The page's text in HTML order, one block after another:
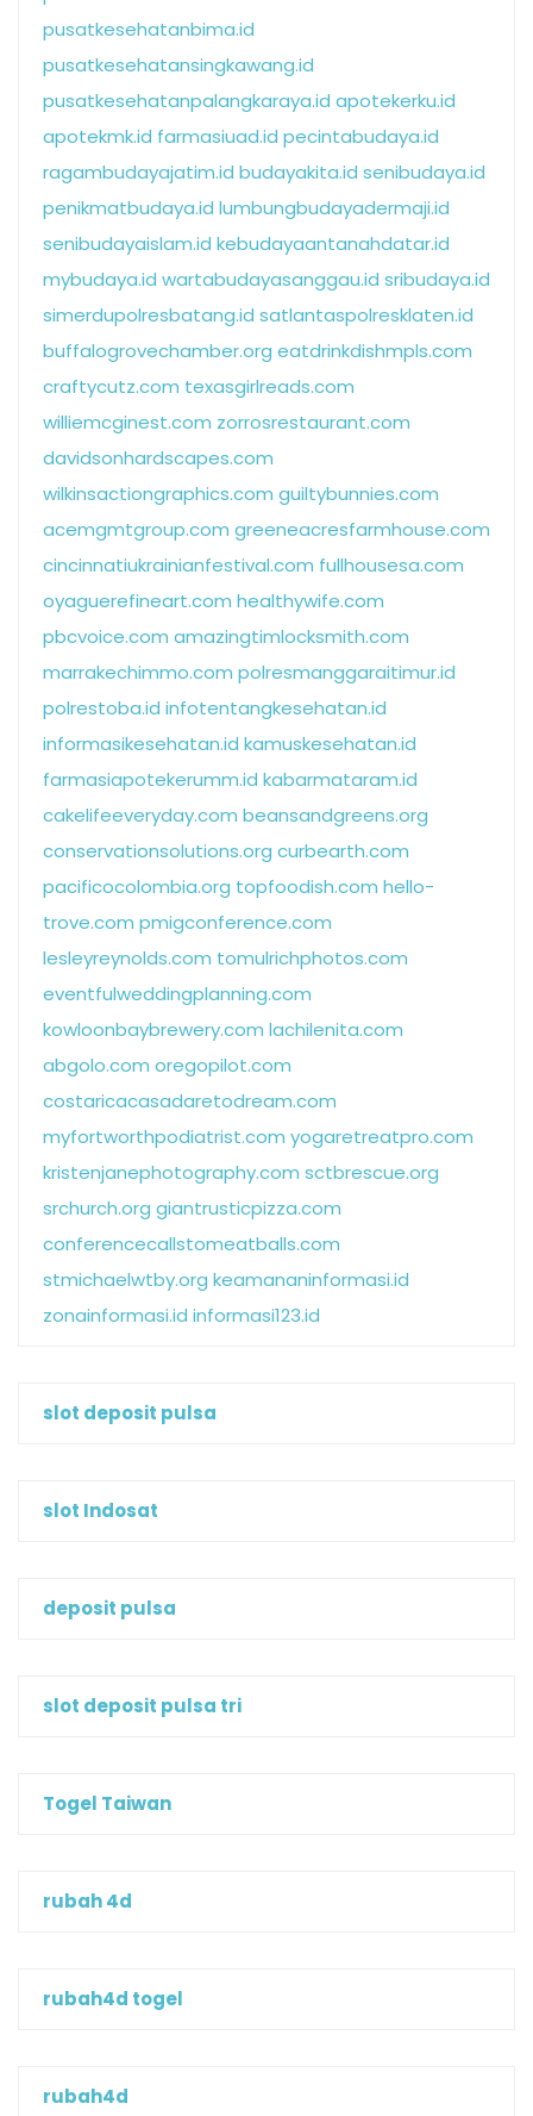
pusatkesehatanbima.id
pusatkesehatansingkawang.id
pusatkesehatanpalangkaraya.id apotekerku.id
apotekmk.id farmasiuad.id pecintabudaya.id
ragambudayajatim.id budayakita.id senibudaya.id
penikmatbudaya.id lumbungbudayadermaji.id
senibudayaislam.id kebudayaantanahdatar.id
mybudaya.id wartabudayasanggau.id sribudaya.id
simerdupolresbatang.id satlantaspolresklaten.id
buffalogrovechamber.org eatdrinkdishmpls.com
craftycutz.com texasgirlreads.com
williemcginest.com zorrosrestaurant.com
davidsonhardscapes.com
wilkinsactiongraphics.com guiltybunnies.com
acemgmtgroup.com greeneacresfarmhouse.com
cincinnatiukrainianfestival.com fullhousesa.com
oyaguerefineart.com healthywife.com
pbcvoice.com amazingtimlocksmith.com
marrakechimmo.com polresmanggaraitimur.id
polrestoba.id infotentangkesehatan.id
informasikesehatan.id kamuskesehatan.id
farmasiapotekerumm.id kabarmataram.id
cakelifeeveryday.com beansandgreens.org
conservationsolutions.org curbearth.com
pacificocolombia.org topfoodish.com hello-
trove.com pmigconference.com
lesleyreynolds.com tomulrichphotos.com
eventfulweddingplanning.com
kowloonbaybrewery.com lachilenita.com
abgolo.com oregopilot.com
costaricacasadaretodream.com
myfortworthpodiatrist.com yogaretreatpro.com
kristenjanephotography.com sctbrescue.org
srchurch.org giantrusticpizza.com
conferencecallstomeatballs.com
stmichaelwtby.org keamananinformasi.id
zonainformasi.id informasi123.id
slot deposit pulsa
slot Indosat
deposit pulsa
slot deposit pulsa tri
Togel Taiwan
rubah 4d
rubah4d togel
rubah4d